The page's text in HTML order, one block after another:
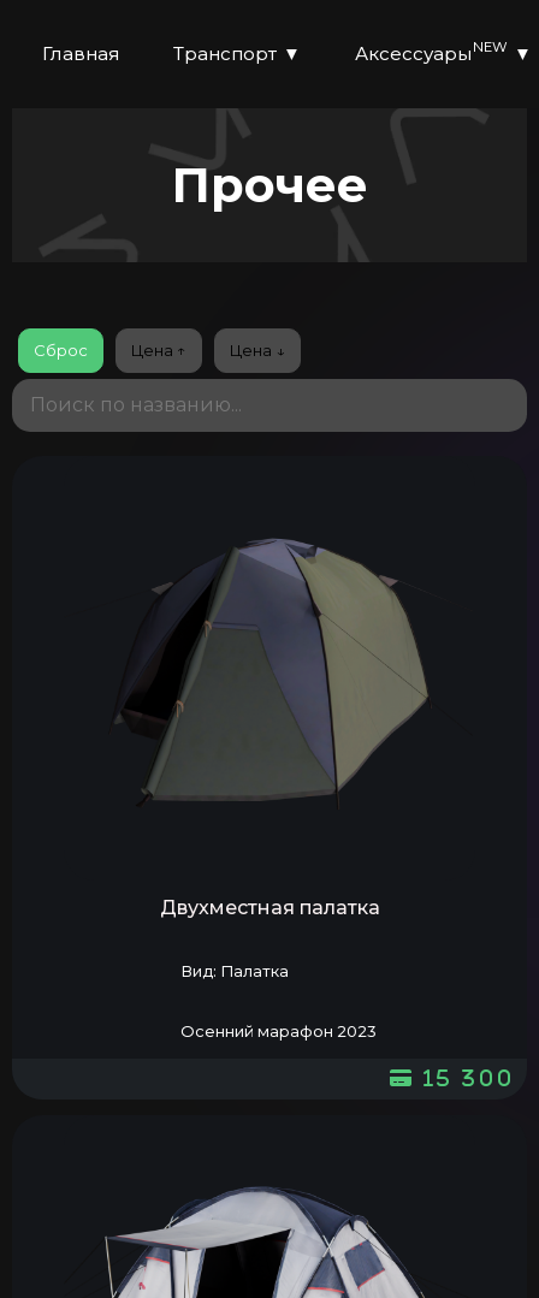
Главная Транспорт ▼ Аксессуары NEW ▼
Прочее
Сброс Цена ↑ Цена ↓
Двухместная палатка
Вид: Палатка
Осенний марафон 2023
15 300